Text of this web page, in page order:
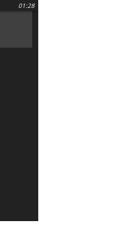
01:28